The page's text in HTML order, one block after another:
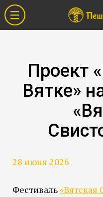
Проект
Вятке»
28 июня 2026
Фестиваль«Вятская